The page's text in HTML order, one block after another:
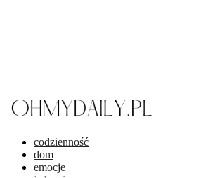
codzienność
dom
emocje